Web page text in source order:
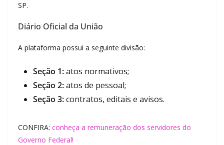
SP.
Diário Oficial da União
A plataforma possui a seguinte divisão:
Seção 1:atos normativos;
Seção 2:atos de pessoal;
Seção 3:contratos, editais e avisos.
CONFIRA: conheça a remuneração dos servidores do
Governo Federal!